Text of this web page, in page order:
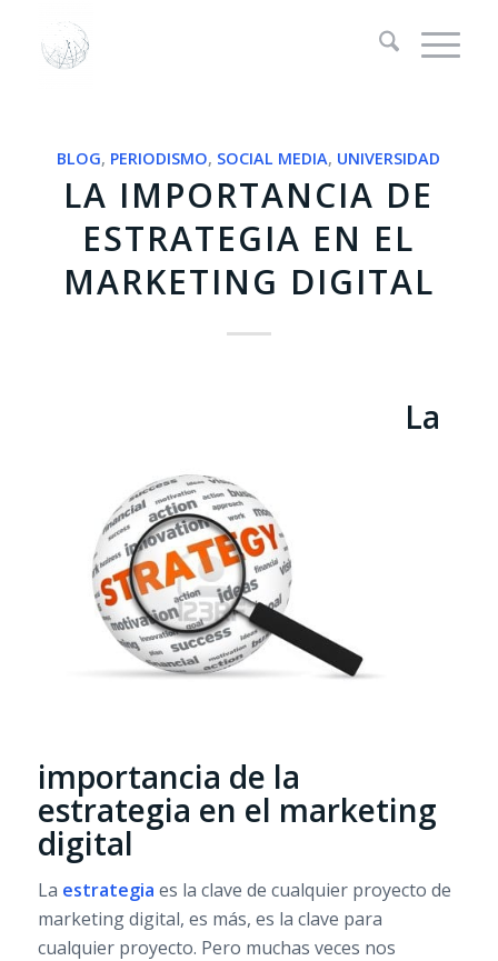
BLOG, PERIODISMO, SOCIAL MEDIA, UNIVERSIDAD
LA IMPORTANCIA DE
ESTRATEGIA EN EL
MARKETING DIGITAL
La
importancia de la
estrategia en el marketing
digital
La estrategia es la clave de cualquier proyecto de
marketing digital, es más, es la clave para
cualquier proyecto. Pero muchas veces nos